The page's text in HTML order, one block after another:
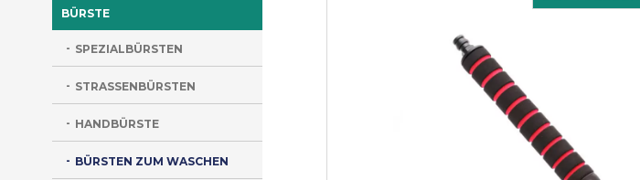
BÜRSTE
SPEZIALBÜRSTEN
STRASSENBÜRSTEN
HANDBÜRSTE
BÜRSTEN ZUM WASCHEN